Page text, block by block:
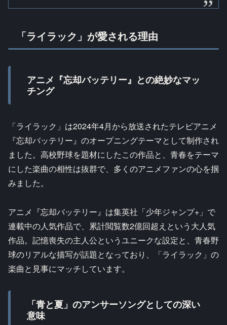
「ライラック」が愛される理由
アニメ『忘却バッテリー』との絶妙なマッ
チング
「ライラック」は2024年4月から放送されたテレビアニメ
『忘却バッテリー』のオープニングテーマとして制作され
ました。高校野球を題材にしたこの作品と、青春をテーマ
にした楽曲の相性は抜群で、多くのアニメファンの心を掴
みました。
アニメ『忘却バッテリー』は集英社「少年ジャンプ+」で
連載中の人気作品で、累計閲覧数2億回超えという大人気
作品。記憶喪失の主人公というユニークな設定と、青春野
球のリアルな描写が話題となっており、「ライラック」の
楽曲と見事にマッチしています。
「青と夏」のアンサーソングとしての深い
意味